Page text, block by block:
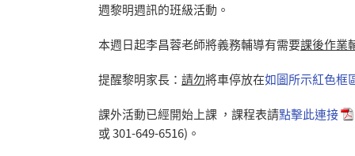
週黎明週訊的班級活動。
本週日起李昌蓉老師將義務輔導有需要課後作業
提醒黎明家長： 請勿將車停放在如圖所示紅色框
課外活動已經開始上課 ，課程表請點擊此連接
或 301-649-6516)。